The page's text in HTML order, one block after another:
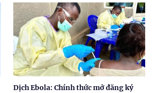
Dịch Ebola: Chính thức mở đăng ký